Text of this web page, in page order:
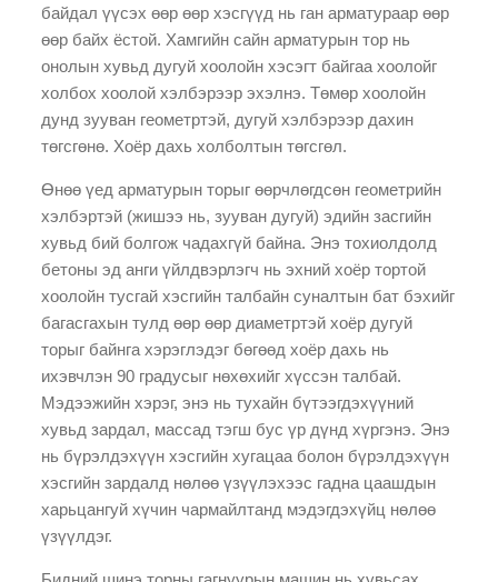
байдал үүсэх өөр өөр хэсгүүд нь ган арматураар өөр
өөр байх ёстой. Хамгийн сайн арматурын тор нь
онолын хувьд дугуй хоолойн хэсэгт байгаа хоолойг
холбох хоолой хэлбэрээр эхэлнэ. Төмөр хоолойн
дунд зууван геометртэй, дугуй хэлбэрээр дахин
төгсгөнө. Хоёр дахь холболтын төгсгөл.
Өнөө үед арматурын торыг өөрчлөгдсөн геометрийн
хэлбэртэй (жишээ нь, зууван дугуй) эдийн засгийн
хувьд бий болгож чадахгүй байна. Энэ тохиолдолд
бетоны эд анги үйлдвэрлэгч нь эхний хоёр тортой
хоолойн тусгай хэсгийн талбайн суналтын бат бэхийг
багасгахын тулд өөр өөр диаметртэй хоёр дугуй
торыг байнга хэрэглэдэг бөгөөд хоёр дахь нь
ихэвчлэн 90 градусыг нөхөхийг хүссэн талбай.
Мэдээжийн хэрэг, энэ нь тухайн бүтээгдэхүүний
хувьд зардал, массад тэгш бус үр дүнд хүргэнэ. Энэ
нь бүрэлдэхүүн хэсгийн хугацаа болон бүрэлдэхүүн
хэсгийн зардалд нөлөө үзүүлэхээс гадна цаашдын
харьцангуй хүчин чармайлтанд мэдэгдэхүйц нөлөө
үзүүлдэг.